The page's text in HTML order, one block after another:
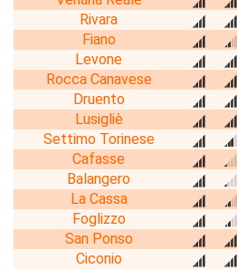
Rivara
Fiano
Levone
Rocca Canavese
Druento
Lusigliè
Settimo Torinese
Cafasse
Balangero
La Cassa
Foglizzo
San Ponso
Ciconio